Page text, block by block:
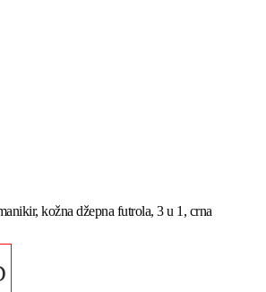
kožna džepna futrola, 3 u 1, crna